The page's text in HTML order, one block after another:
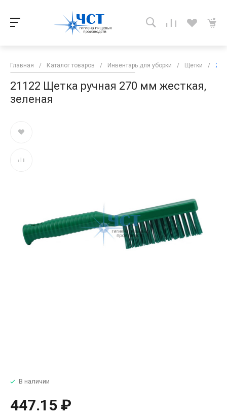
Главная / Каталог товаров / Инвентарь для уборки / Щетки /
21122 Щетка ручная 270 мм жесткая,
зеленая
В наличии
447.15 ₽